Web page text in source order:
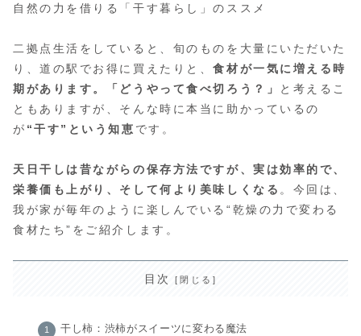
自然の力を借りる「干す暮らし」のススメ
二拠点生活をしていると、旬のものを大量にいただいた
り、道の駅でお得に買えたりと、食材が一気に増える時
期があります。「どうやって食べ切ろう？」
と考えるこ
ともありますが、そんな時に本当に助かっているの
が “干す”という知恵 です。
天日干しは昔ながらの保存方法ですが、実は効率的で、
栄養価も上がり、そして何より美味しくなる 。今回は、
我が家が毎年のように楽しんでいる“乾燥の力で変わる
食材たち”をご紹介します。
目次
干し柿：渋柿がスイーツに変わる魔法